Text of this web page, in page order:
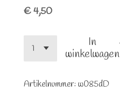
€ 4,50
In
winkelwagen
Artikelnummer: w085dD